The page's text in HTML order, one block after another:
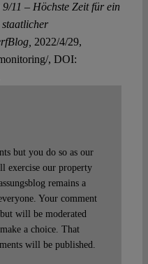
11 – Höchste Zeit für ein
2022/4/29,
, DOI:
but you do so as our
exercise our property
remains a
Your comment
will be moderated
a choice. That
will be published.